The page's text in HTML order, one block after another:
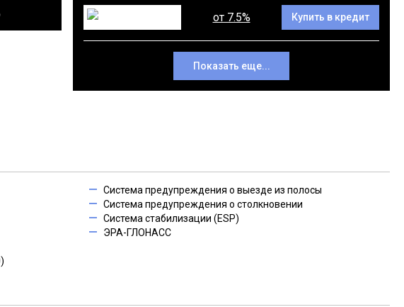
от 7.5% Купить в кредит
Показать еще...
Система предупреждения о выезде из полосы
Система предупреждения о столкновении
Система стабилизации (ESP)
ЭРА-ГЛОНАСС